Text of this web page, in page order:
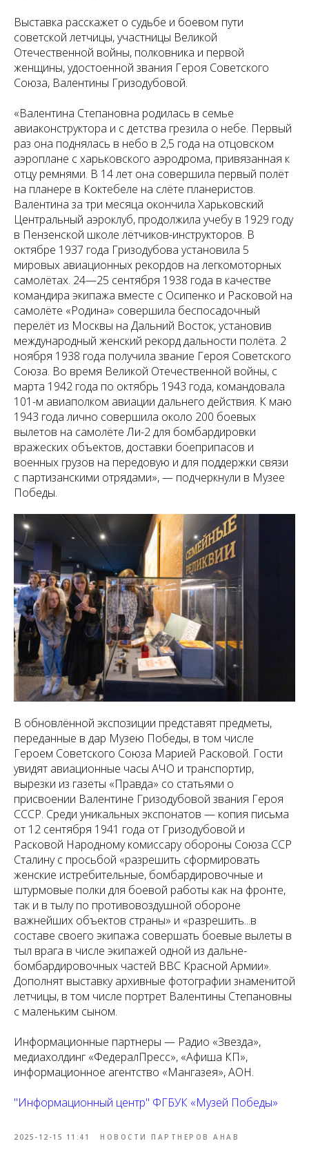
Выставка расскажет о судьбе и боевом пути
советской летчицы, участницы Великой
Отечественной войны, полковника и первой
женщины, удостоенной звания Героя Советского
Союза, Валентины Гризодубовой.
«Валентина Степановна родилась в семье
авиаконструктора и с детства грезила о небе. Первый
раз она поднялась в небо в 2,5 года на отцовском
аэроплане с харьковского аэродрома, привязанная к
отцу ремнями. В 14 лет она совершила первый полёт
на планере в Коктебеле на слёте планеристов.
Валентина за три месяца окончила Харьковский
Центральный аэроклуб, продолжила учебу в 1929 году
в Пензенской школе лётчиков-инструкторов. В
октябре 1937 года Гризодубова установила 5
мировых авиационных рекордов на легкомоторных
самолётах. 24—25 сентября 1938 года в качестве
командира экипажа вместе с Осипенко и Расковой на
самолёте «Родина» совершила беспосадочный
перелёт из Москвы на Дальний Восток, установив
международный женский рекорд дальности полёта. 2
ноября 1938 года получила звание Героя Советского
Союза. Во время Великой Отечественной войны, с
марта 1942 года по октябрь 1943 года, командовала
101-м авиаполком авиации дальнего действия. К маю
1943 года лично совершила около 200 боевых
вылетов на самолёте Ли-2 для бомбардировки
вражеских объектов, доставки боеприпасов и
военных грузов на передовую и для поддержки связи
с партизанскими отрядами», — подчеркнули в Музее
Победы.
В обновлённой экспозиции представят предметы,
переданные в дар Музею Победы, в том числе
Героем Советского Союза Марией Расковой. Гости
увидят авиационные часы АЧО и транспортир,
вырезки из газеты «Правда» со статьями о
присвоении Валентине Гризодубовой звания Героя
СССР. Среди уникальных экспонатов — копия письма
от 12 сентября 1941 года от Гризодубовой и
Расковой Народному комиссару обороны Союза ССР
Сталину с просьбой «разрешить сформировать
женские истребительные, бомбардировочные и
штурмовые полки для боевой работы как на фронте,
так и в тылу по противовоздушной обороне
важнейших объектов страны» и «разрешить...в
составе своего экипажа совершать боевые вылеты в
тыл врага в числе экипажей одной из дальне-
бомбардировочных частей ВВС Красной Армии».
Дополнят выставку архивные фотографии знаменитой
летчицы, в том числе портрет Валентины Степановны
с маленьким сыном.
Информационные партнеры — Радио «Звезда»,
медиахолдинг «ФедералПресс», «Афиша КП»,
информационное агентство «Мангазея», АОН.
"Информационный центр" ФГБУК «Музей Победы»
2025-12-15 11:41 НОВОСТИ ПАРТНЕРОВ АНАВ